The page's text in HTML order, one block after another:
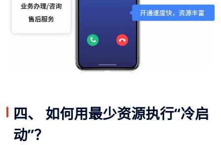
四、 如何用最少资源执行“冷启
动”？